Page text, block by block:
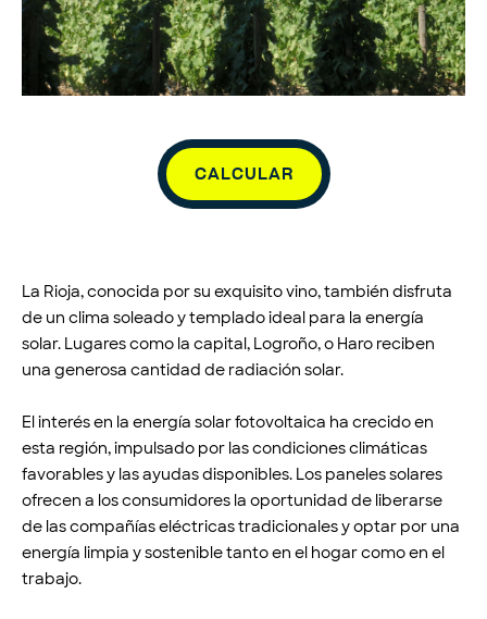
CALCULAR
La Rioja, conocida por su exquisito vino, también disfruta
de un clima soleado y templado ideal para la energía
solar. Lugares como la capital, Logroño, o Haro reciben
una generosa cantidad de radiación solar.
El interés en la energía solar fotovoltaica ha crecido en
esta región, impulsado por las condiciones climáticas
favorables y las ayudas disponibles. Los paneles solares
ofrecen a los consumidores la oportunidad de liberarse
de las compañías eléctricas tradicionales y optar por una
energía limpia y sostenible tanto en el hogar como en el
trabajo.